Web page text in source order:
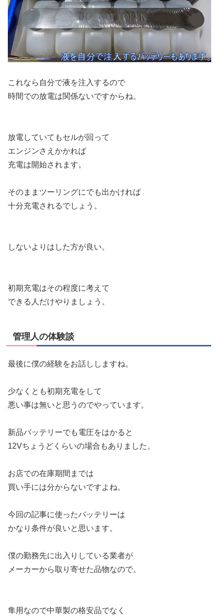
これなら自分で液を注入するので
時間での放電は関係ないですからね。
放電していてもセルが回って
エンジンさえかかれば
充電は開始されます。
そのままツーリングにでも出かければ
十分充電されるでしょう。
しないよりはした方が良い。
初期充電はその程度に考えて
できる人だけやりましょう。
管理人の体験談
最後に僕の経験をお話ししますね。
少なくとも初期充電をして
悪い事は無いと思うのでやっています。
新品バッテリーでも電圧をはかると
12Vちょうどくらいの場合もありました。
お店での在庫期間までは
買い手には分からないですよね。
今回の記事に使ったバッテリーは
かなり条件が良いと思います。
僕の勤務先に出入りしている業者が
メーカーから取り寄せた品物なので。
隼用なので中華製の格安品でなく